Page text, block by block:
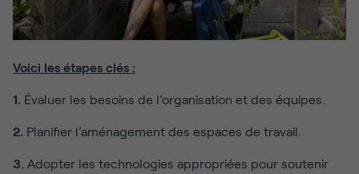
Voici les étapes clés :
1. Évaluer les besoins de l’organisation et des équipes.
2. Planifier l’aménagement des espaces de travail.
3. Adopter les technologies appropriées pour soutenir